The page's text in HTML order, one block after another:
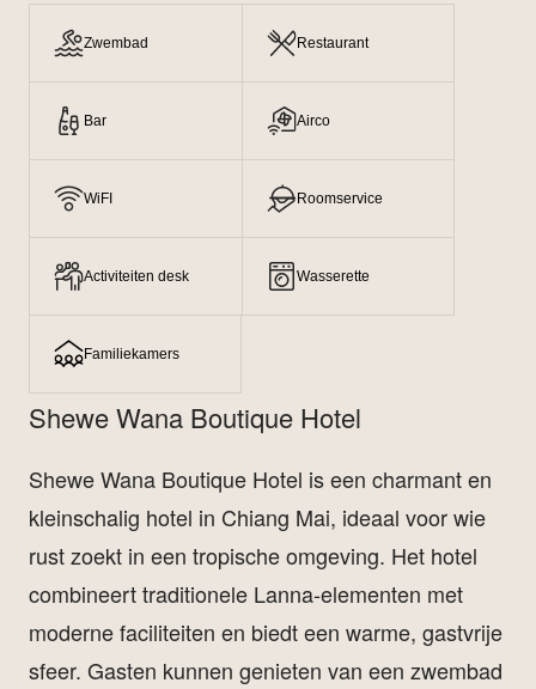
Shewe Wana Boutique Hotel
Shewe Wana Boutique Hotel is een charmant en
kleinschalig hotel in Chiang Mai, ideaal voor wie
rust zoekt in een tropische omgeving. Het hotel
combineert traditionele Lanna-elementen met
moderne faciliteiten en biedt een warme, gastvrije
sfeer. Gasten kunnen genieten van een zwembad
Zwembad Restaurant
Bar Airco
WiFI Roomservice
Activiteiten desk Wasserette
Familiekamers